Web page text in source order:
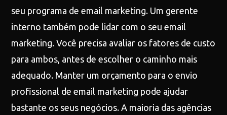
seu programa de email marketing. Um gerente
interno também pode lidar com o seu email
marketing. Você precisa avaliar os fatores de custo
para ambos, antes de escolher o caminho mais
adequado. Manter um orçamento para o envio
profissional de email marketing pode ajudar
bastante os seus negócios. A maioria das agências